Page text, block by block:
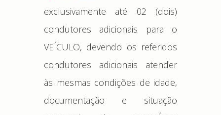
exclusivamente até 02 (dois)
condutores adicionais para o
VEÍCULO, devendo os referidos
condutores adicionais atender
às mesmas condições de idade,
documentação e situação